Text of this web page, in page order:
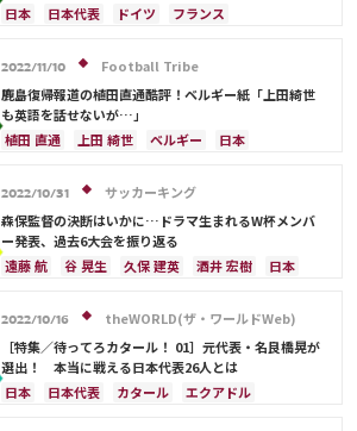
日本
日本代表 ドイツ
フランス
酒井 宏樹
遠藤 航 ブラジル
長友 佑都
吉田 麻也 久保 建英
権田 修一
中山 雄太
柴崎 岳 伊東 純也
冨安 健洋
大迫 勇也 相馬 勇紀
デンマーク
ポルトガル
メキシコ セネガル
アメリカ
オーストラリア
コスタリカ
シュミット・ダニエル
谷口 彰悟
植田 直通
原口 元気 浅野 拓磨
南野 拓実
板倉 滉
堂安 律 前田 大然
伊藤 洋輝
町野 修斗
2022/11/10
Football Tribe
鹿島復帰報道の植田直通酷評！ベルギー紙「上田綺世
も英語を話せないが…」
植田 直通
上田 綺世 ベルギー
日本
2022/10/31
サッカーキング
森保監督の決断はいかに…ドラマ生まれるW杯メンバ
ー発表、過去6大会を振り返る
遠藤 航
谷 晃生 久保 建英 酒井 宏樹
日本
吉田 麻也
大迫 勇也 フランス
スイス
ブラジル
ガーナ 日本代表
権田 修一
植田 直通
原口 元気 柴崎 岳
伊東 純也
浅野 拓磨
田中 碧
2022/10/16
theWORLD(ザ・ワールドWeb)
［特集／待ってろカタール！ 01］元代表・名良橋晃が
選出！ 本当に戦える日本代表26人とは
日本
日本代表 カタール
エクアドル